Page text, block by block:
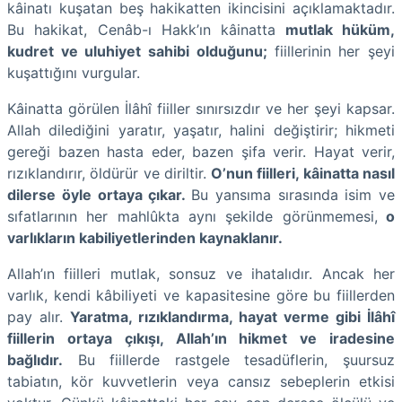
kâinatı kuşatan beş hakikatten ikincisini açıklamaktadır.
Bu hakikat, Cenâb-ı Hakk’ın kâinatta mutlak hüküm,
kudret ve uluhiyet sahibi olduğunu; fiillerinin her şeyi
kuşattığını vurgular.
Kâinatta görülen İlâhî fiiller sınırsızdır ve her şeyi kapsar.
Allah dilediğini yaratır, yaşatır, halini değiştirir; hikmeti
gereği bazen hasta eder, bazen şifa verir. Hayat verir,
rızıklandırır, öldürür ve diriltir.O’nun fiilleri, kâinatta nasıl
dilerse öyle ortaya çıkar. Bu yansıma sırasında isim ve
sıfatlarının her mahlûkta aynı şekilde görünmemesi, o
varlıkların kabiliyetlerinden kaynaklanır.
Allah’ın fiilleri mutlak, sonsuz ve ihatalıdır. Ancak her
varlık, kendi kâbiliyeti ve kapasitesine göre bu fiillerden
pay alır. Yaratma, rızıklandırma, hayat verme gibi İlâhî
fiillerin ortaya çıkışı, Allah’ın hikmet ve iradesine
bağlıdır. Bu fiillerde rastgele tesadüflerin, şuursuz
tabiatın, kör kuvvetlerin veya cansız sebeplerin etkisi